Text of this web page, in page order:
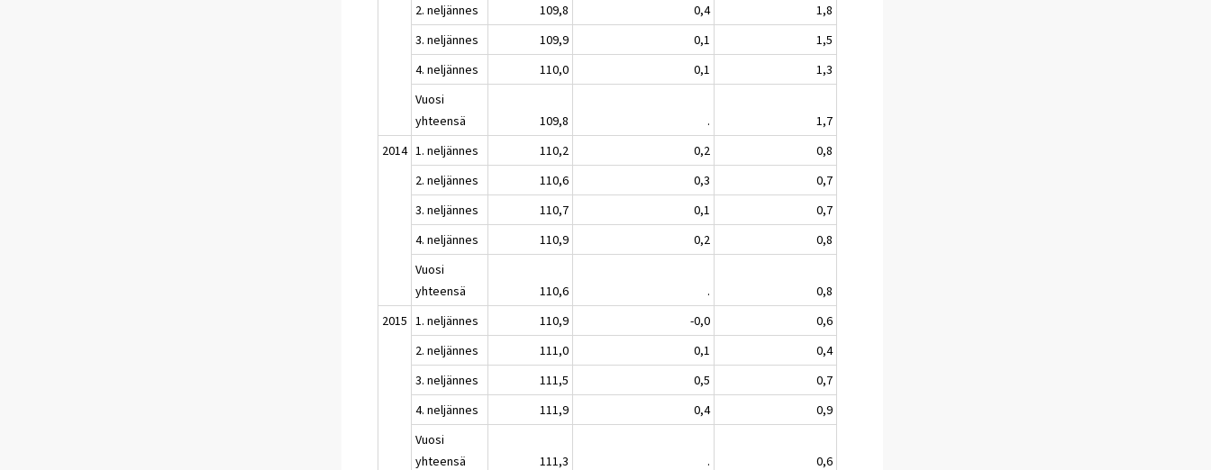
2. neljännes
109,8 0,4
1,8
3. neljännes
109,9 0,1
1,5
4. neljännes
110,0 0,1
1,3
Vuosi
yhteensä
109,8 .
1,7
2014 1. neljännes 110,2 0,2
0,8
2. neljännes
110,6 0,3
0,7
3. neljännes
110,7 0,1
0,7
4. neljännes
110,9 0,2
0,8
Vuosi
yhteensä
110,6 .
0,8
2015 1. neljännes 110,9 -0,0
0,6
2. neljännes
111,0 0,1
0,4
3. neljännes
111,5 0,5
0,7
4. neljännes
111,9 0,4
0,9
Vuosi
yhteensä
111,3 .
0,6